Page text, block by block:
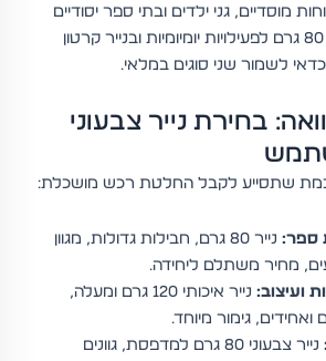
מוסדיים, גני ילדים ובתי ספר יסודיים
בוחרים בעיקר בנייר 80 גרם לפעילויות יומיומיות ובנייר קרטון
כדאי לשמור שני סוגים במלאי.
בחירת נייר צבעוני
שתסייע לקבל החלטת רכש מושכלת:
ספר:
נייר 80 גרם, חבילות גדולות, מגוון
מחיר משתלם ליחידה.
ועיצוב:
נייר איכותי 120 גרם ומעלה,
ואחידים, גימור מיוחד.
נייר צבעוני 80 גרם למדפסת, גוונים